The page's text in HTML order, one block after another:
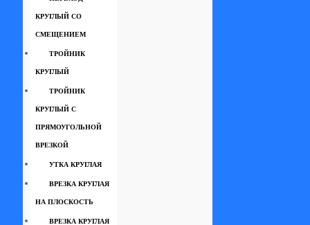
КРУГЛЫЙ СО
СМЕЩЕНИЕМ
ТРОЙНИК
КРУГЛЫЙ
ТРОЙНИК
КРУГЛЫЙ С
ПРЯМОУГОЛЬНОЙ
ВРЕЗКОЙ
УТКА КРУГЛАЯ
ВРЕЗКА КРУГЛАЯ
НА ПЛОСКОСТЬ
ВРЕЗКА КРУГЛАЯ